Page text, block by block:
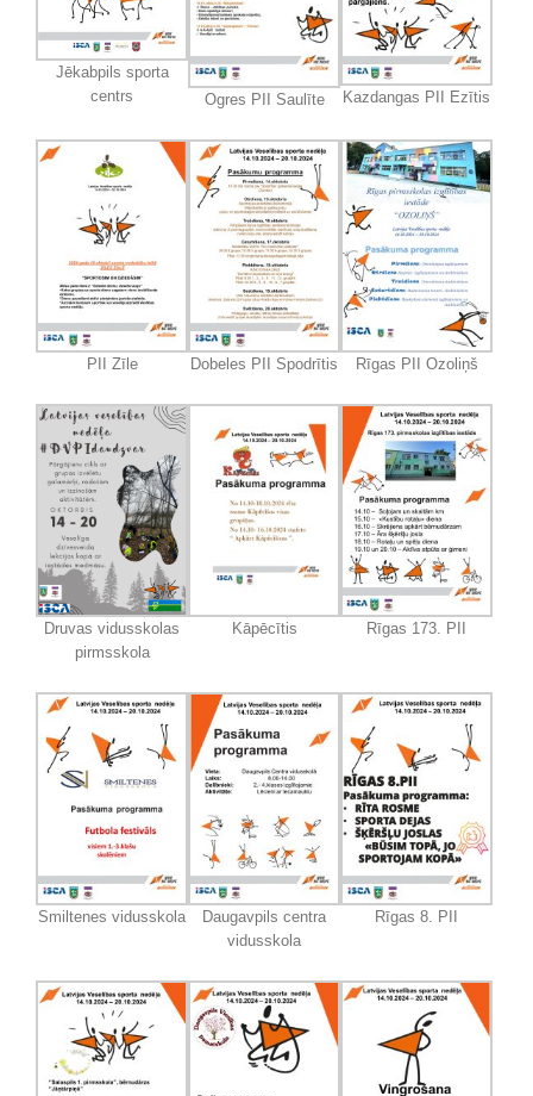
Jēkabpils sporta
centrs
Ogres PII Saulīte Kazdangas PII Ezītis
PII Zīle Dobeles PII Spodrītis Rīgas PII Ozoliņš
Druvas vidusskolas
pirmsskola
Kāpēcītis Rīgas 173. PII
Smiltenes vidusskola
Daugavpils centra
vidusskola
Rīgas 8. PII